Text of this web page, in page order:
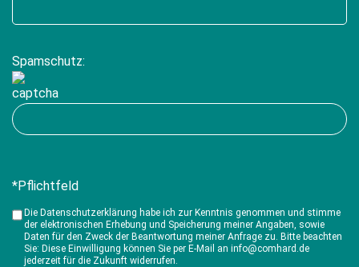
Spamschutz:
*Pflichtfeld
Die Datenschutzerklärung habe ich zur Kenntnis genommen und stimme
der elektronischen Erhebung und Speicherung meiner Angaben, sowie
Daten für den Zweck der Beantwortung meiner Anfrage zu. Bitte beachten
Sie: Diese Einwilligung können Sie per E-Mail an info@comhard.de
jederzeit für die Zukunft widerrufen.